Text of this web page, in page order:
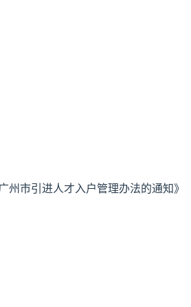
市引进人才入户管理办法的通知》